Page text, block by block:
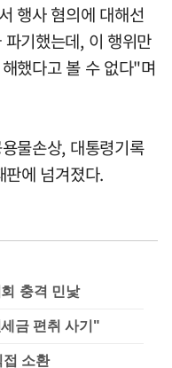
행사 혐의에 대해선
기했는데, 이 행위만
했다고 볼 수 없다"며
물손상, 대통령기록
에 넘겨졌다.
충격 민낯
금 편취 사기"
접 소환